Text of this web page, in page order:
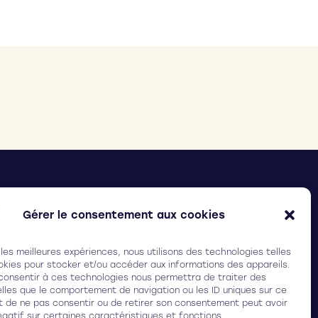
Gérer le consentement aux cookies
meilleures expériences, nous utilisons des technologies telles
pour stocker et/ou accéder aux informations des appareils.
à ces technologies nous permettra de traiter des
que le comportement de navigation ou les ID uniques sur ce
de ne pas consentir ou de retirer son consentement peut avoir
sur certaines caractéristiques et fonctions.
Ampéris, Bât. Baya,
(0)5 64 31 19 30